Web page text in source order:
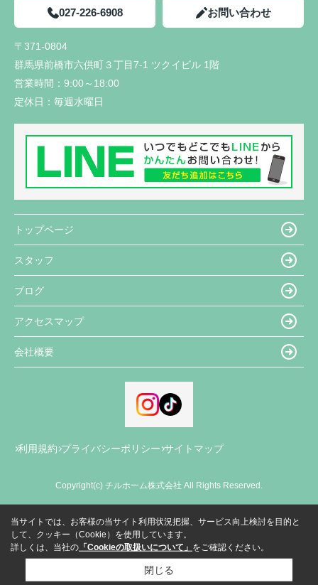
027-226-6908 お問い合わせ
〒371-0804
群馬県前橋市六供町３丁目7-1 ツクイビル 1階
営業時間： 9:00～18:00
定休日： 毎週水曜日
トップページ
スタッフ
ブログ
アクセスマップ
会社概要
利用規約 プライバシーポリシー サイトマップ
Copyright(c) チルホーム株式会社 All Rights Reserved.
当サイトでは、お客様の当サイト利用状況把握、サービス向上検討を目的と
して、クッキー（Cookie）を使用しています。
詳しくは、当社の 「Cookieの取扱いについて」 をご確認ください。
閉じる